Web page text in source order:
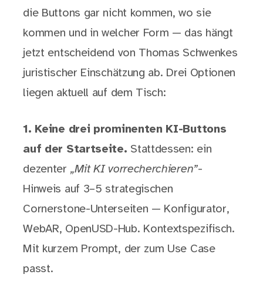
die Buttons gar nicht kommen, wo sie
kommen und in welcher Form — das hängt
jetzt entscheidend von Thomas Schwenkes
juristischer Einschätzung ab. Drei Optionen
liegen aktuell auf dem Tisch:
1. Keine drei prominenten KI-Buttons
auf der Startseite. Stattdessen: ein
dezenter „Mit KI vorrecherchieren”-
Hinweis auf 3–5 strategischen
Cornerstone-Unterseiten — Konfigurator,
WebAR, OpenUSD-Hub. Kontextspezifisch.
Mit kurzem Prompt, der zum Use Case
passt.